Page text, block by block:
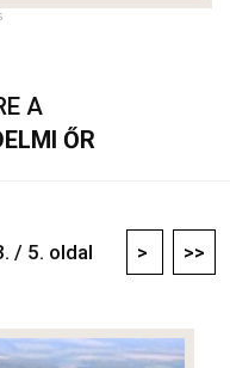
A
ŐR
/ 5. oldal > >>